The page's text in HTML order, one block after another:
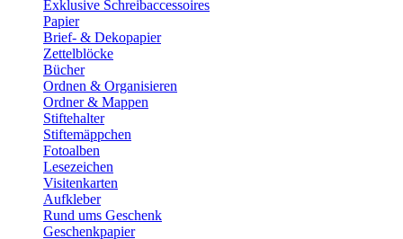
Exklusive Schreibaccessoires
Papier
Brief- & Dekopapier
Zettelblöcke
Bücher
Ordnen & Organisieren
Ordner & Mappen
Stiftehalter
Stiftemäppchen
Fotoalben
Lesezeichen
Visitenkarten
Aufkleber
Rund ums Geschenk
Geschenkpapier